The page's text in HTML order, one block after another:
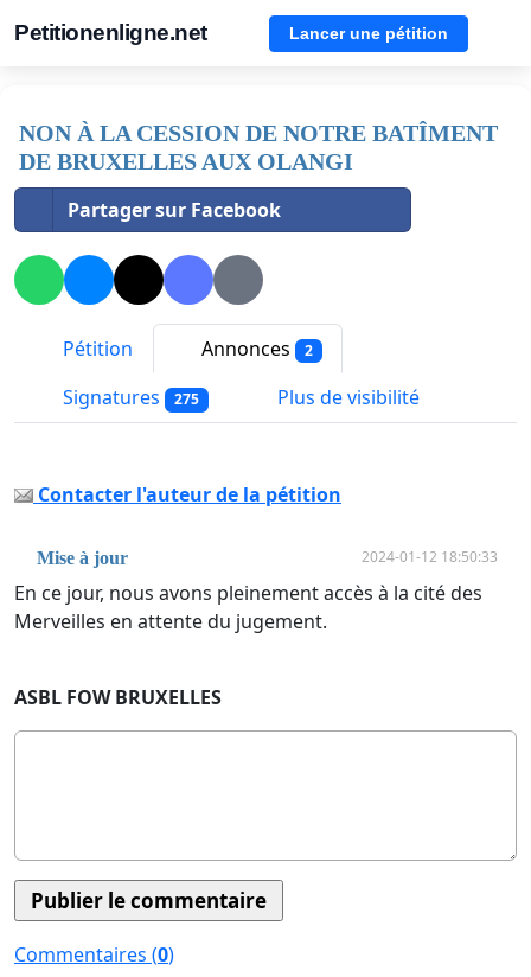
Petitionenligne.net Lancer une pétition
NON À LA CESSION DE NOTRE BATÎMENT
DE BRUXELLES AUX OLANGI
Partager sur Facebook
Pétition Annonces 2
Signatures 275 Plus de visibilité
Contacter l'auteur de la pétition
Mise à jour 2024-01-12 18:50:33
En ce jour, nous avons pleinement accès à la cité des
Merveilles en attente du jugement.
ASBL FOW BRUXELLES
Commentaires (0)